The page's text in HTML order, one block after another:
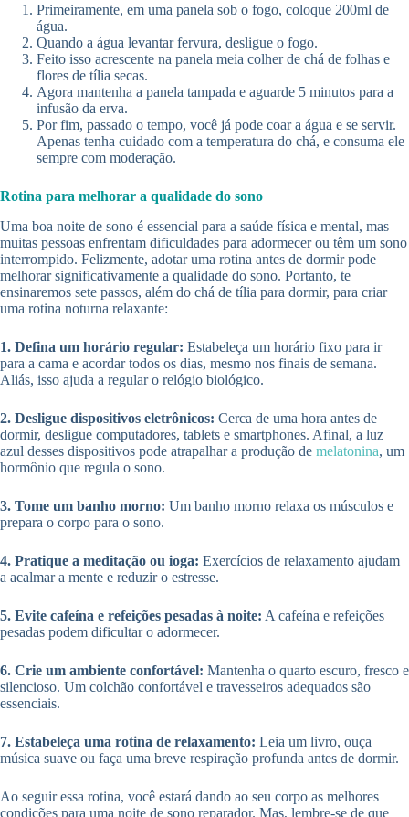
Primeiramente, em uma panela sob o fogo, coloque 200ml de
água.
Quando a água levantar fervura, desligue o fogo.
Feito isso acrescente na panela meia colher de chá de folhas e
flores de tília secas.
Agora mantenha a panela tampada e aguarde 5 minutos para a
infusão da erva.
Por fim, passado o tempo, você já pode coar a água e se servir.
Apenas tenha cuidado com a temperatura do chá, e consuma ele
sempre com moderação.
Rotina para melhorar a qualidade do sono
Uma boa noite de sono é essencial para a saúde física e mental, mas
muitas pessoas enfrentam dificuldades para adormecer ou têm um sono
interrompido. Felizmente, adotar uma rotina antes de dormir pode
melhorar significativamente a qualidade do sono. Portanto, te
ensinaremos sete passos, além do chá de tília para dormir, para criar
uma rotina noturna relaxante:
1. Defina um horário regular: Estabeleça um horário fixo para ir
para a cama e acordar todos os dias, mesmo nos finais de semana.
Aliás, isso ajuda a regular o relógio biológico.
2. Desligue dispositivos eletrônicos: Cerca de uma hora antes de
dormir, desligue computadores, tablets e smartphones. Afinal, a luz
azul desses dispositivos pode atrapalhar a produção de melatonina, um
hormônio que regula o sono.
3. Tome um banho morno: Um banho morno relaxa os músculos e
prepara o corpo para o sono.
4. Pratique a meditação ou ioga: Exercícios de relaxamento ajudam
a acalmar a mente e reduzir o estresse.
5. Evite cafeína e refeições pesadas à noite: A cafeína e refeições
pesadas podem dificultar o adormecer.
6. Crie um ambiente confortável: Mantenha o quarto escuro, fresco e
silencioso. Um colchão confortável e travesseiros adequados são
essenciais.
7. Estabeleça uma rotina de relaxamento: Leia um livro, ouça
música suave ou faça uma breve respiração profunda antes de dormir.
Ao seguir essa rotina, você estará dando ao seu corpo as melhores
condições para uma noite de sono reparador. Mas, lembre-se de que